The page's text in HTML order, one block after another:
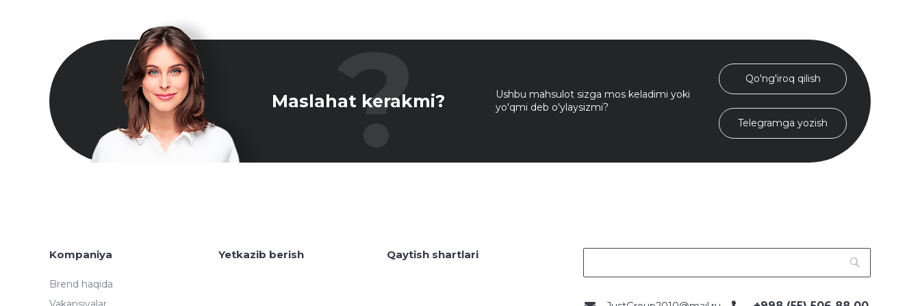
Maslahat kerakmi?
Ushbu mahsulot sizga mos keladimi yoki
yo'qmi deb o'ylaysizmi?
Qo'ng'iroq qilish
Telegramga yozish
Kompaniya
Brend haqida
Yetkazib berish Qaytish shartlari